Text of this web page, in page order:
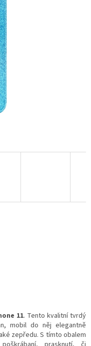
11. Tento kvalitní tvrdý
mobil do něj elegantně
zepředu. S tímto obalem